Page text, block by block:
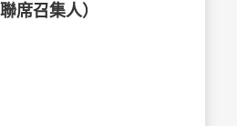
席召集人）